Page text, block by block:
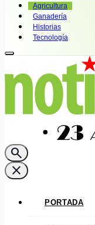
Agricultura
Ganadería
Historias
Tecnología
search
close
PORTADA